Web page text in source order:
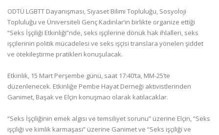
ODTÜ LGBTT Dayanışması, Siyaset Bilimi Topluluğu, Sosyoloji
Topluluğu ve Üniversiteli Genç Kadınlar’ın birlikte organize ettiği
“Seks İşçiliği Etkinliği”nde, seks işçilerine dönük hak ihlalleri, seks
işçilerinin politik mücadelesi ve seks işçisi translara yönelen şiddet
ve ötekileştirme pratikleri konuşulacak.
Etkinlik, 15 Mart Perşembe günü, saat 17:40’ta, MM-25’te
düzenlenecek. Etkinliğe Pembe Hayat Derneği aktivistlerinden
Ganimet, Başak ve Elçin konuşmacı olarak katılacaklar.
“Seks İşçiliğinin emek algısı ve temsiliyet sorunu” üzerine Elçin, “Seks
işçiliği ve kimlik karmaşası” üzerine Ganimet ve “Seks işçiliği ve